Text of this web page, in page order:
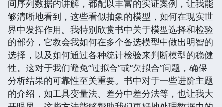
间序列数据的讲解，都配以丰富的实证案例，让我能
够清晰地看到，这些看似抽象的模型，如何在现实世
界中发挥作用。我特别欣赏书中关于模型选择和检验
的部分，它教会我如何在多个备选模型中做出明智的
选择，以及如何通过各种统计检验来判断模型的稳健
性。这对于我们避免“过拟合”或“欠拟合”问题，确保
分析结果的可靠性至关重要。书中对于一些进阶主题
的介绍，如工具变量法、差分中差分法等，也让我大